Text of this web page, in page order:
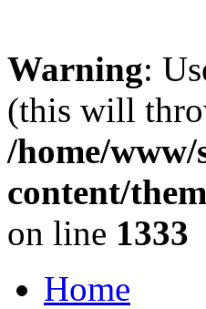
Warning:
(this will
/home/
content/
on line 1333
Home